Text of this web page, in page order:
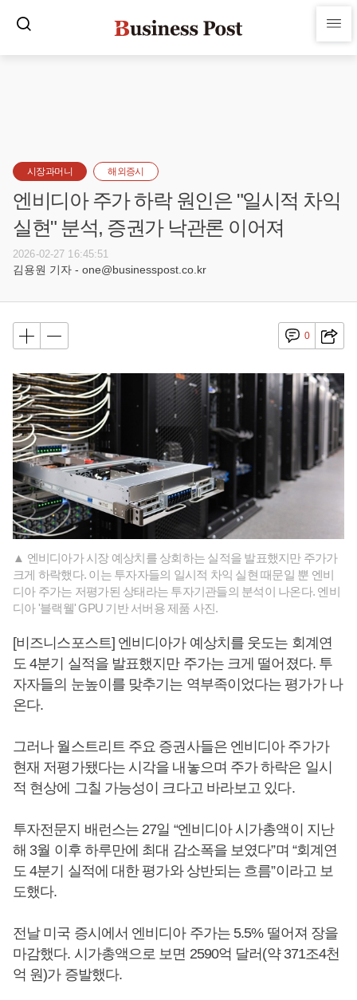
시장과머니 해외증시
엔비디아 주가 하락 원인은 "일시적 차익
실현" 분석, 증권가 낙관론 이어져
2026-02-27 16:45:51
김용원 기자 - one@businesspost.co.kr
0
▲ 엔비디아가 시장 예상치를 상회하는 실적을 발표했지만 주가가
크게 하락했다. 이는 투자자들의 일시적 차익 실현 때문일 뿐 엔비
디아 주가는 저평가된 상태라는 투자기관들의 분석이 나온다. 엔비
디아 '블랙웰' GPU 기반 서버용 제품 사진.
[비즈니스포스트] 엔비디아가 예상치를 웃도는 회계연
도 4분기 실적을 발표했지만 주가는 크게 떨어졌다. 투
자자들의 눈높이를 맞추기는 역부족이었다는 평가가 나
온다.
그러나 월스트리트 주요 증권사들은 엔비디아 주가가
현재 저평가됐다는 시각을 내놓으며 주가 하락은 일시
적 현상에 그칠 가능성이 크다고 바라보고 있다.
투자전문지 배런스는 27일 “엔비디아 시가총액이 지난
해 3월 이후 하루만에 최대 감소폭을 보였다”며 “회계연
도 4분기 실적에 대한 평가와 상반되는 흐름”이라고 보
도했다.
전날 미국 증시에서 엔비디아 주가는 5.5% 떨어져 장을
마감했다. 시가총액으로 보면 2590억 달러(약 371조4천
억 원)가 증발했다.